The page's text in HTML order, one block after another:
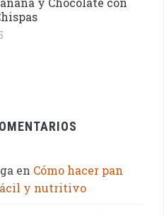
en Cómo hacer pan
y nutritivo